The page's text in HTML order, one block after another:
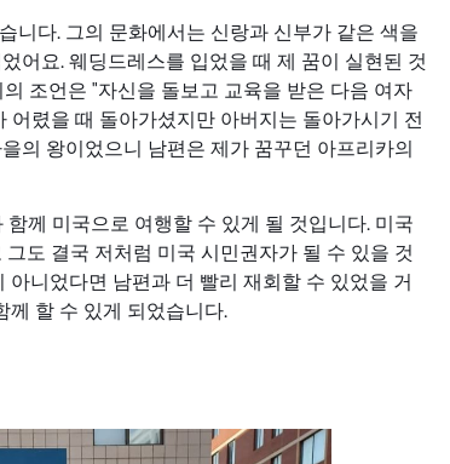
니다. 그의 문화에서는 신랑과 신부가 같은 색을
어요. 웨딩드레스를 입었을 때 제 꿈이 실현된 것
조언은 "자신을 돌보고 교육을 받은 다음 여자
렸을 때 돌아가셨지만 아버지는 돌아가시기 전
의 왕이었으니 남편은 제가 꿈꾸던 아프리카의
께 미국으로 여행할 수 있게 될 것입니다. 미국
도 결국 저처럼 미국 시민권자가 될 수 있을 것
니었다면 남편과 더 빨리 재회할 수 있었을 거
께 할 수 있게 되었습니다.